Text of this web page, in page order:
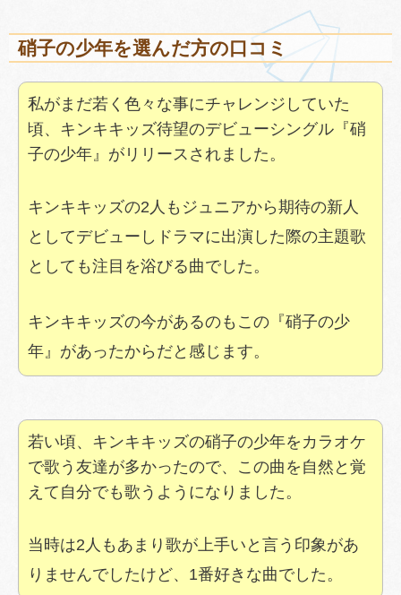
硝子の少年を選んだ方の口コミ
私がまだ若く色々な事にチャレンジしていた
頃、キンキキッズ待望のデビューシングル『硝
子の少年』がリリースされました。
キンキキッズの2人もジュニアから期待の新人
としてデビューしドラマに出演した際の主題歌
としても注目を浴びる曲でした。
キンキキッズの今があるのもこの『硝子の少
年』があったからだと感じます。
若い頃、キンキキッズの硝子の少年をカラオケ
で歌う友達が多かったので、この曲を自然と覚
えて自分でも歌うようになりました。
当時は2人もあまり歌が上手いと言う印象があ
りませんでしたけど、1番好きな曲でした。